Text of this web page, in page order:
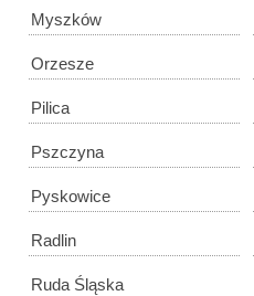
Myszków
Orzesze
Pilica
Pszczyna
Pyskowice
Radlin
Ruda Śląska